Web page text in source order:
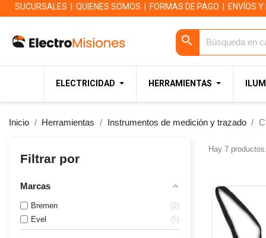
SUCURSALES QUIENES SOMOS FORMAS DE PAGO ENVÍOS
search
ELECTRICIDAD HERRAMIENTAS
Inicio Herramientas Instrumentos de medición y trazado
Filtrar por
Marcas
Bremen
2
Evel
5
Hay 7